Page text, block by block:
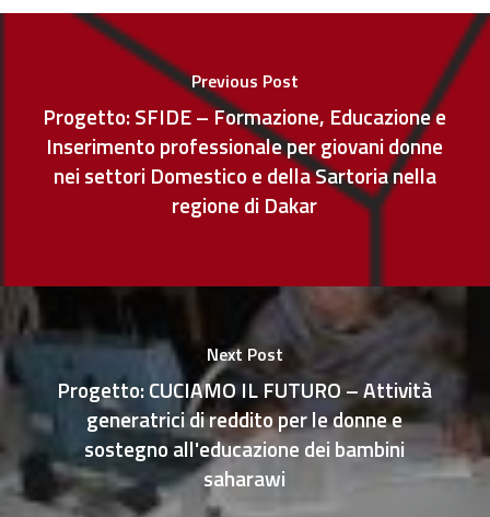
Previous Post
Progetto: SFIDE – Formazione, Educazione e
Inserimento professionale per giovani donne
nei settori Domestico e della Sartoria nella
regione di Dakar
Next Post
Progetto: CUCIAMO IL FUTURO – Attività
generatrici di reddito per le donne e
sostegno all'educazione dei bambini
saharawi